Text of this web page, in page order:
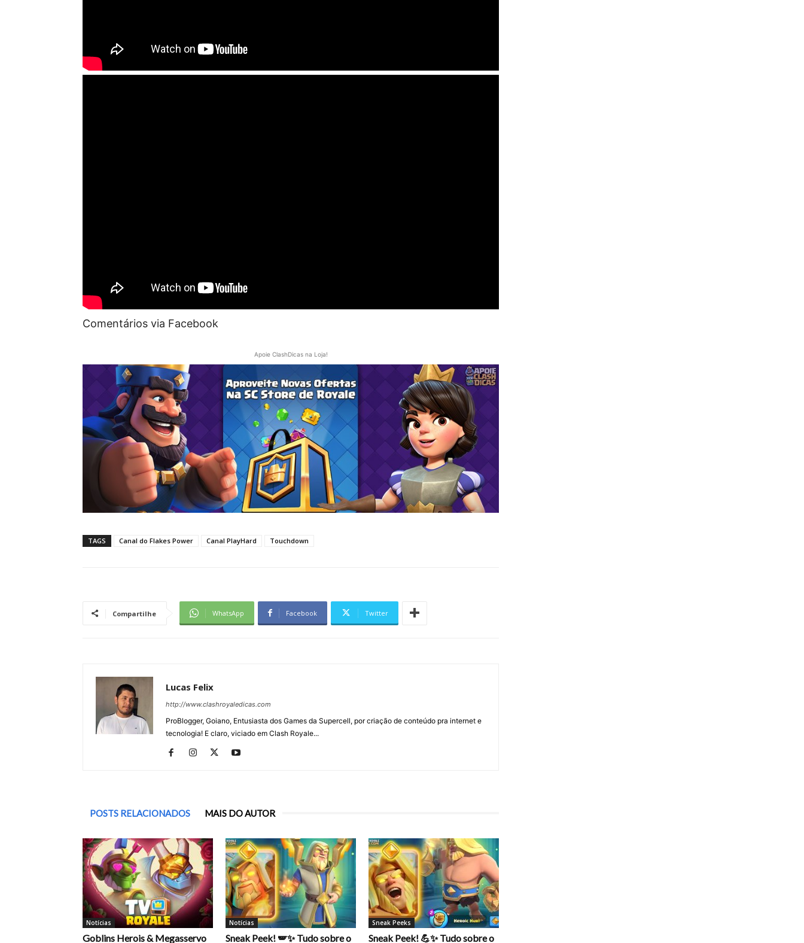
Comentários via Facebook
Apoie ClashDicas na Loja!
TAGS Canal do Flakes Power Canal PlayHard Touchdown
Compartilhe WhatsApp Facebook Twitter
Lucas Felix
http://www.clashroyaledicas.com
ProBlogger, Goiano, Entusiasta dos Games da Supercell, por criação de conteúdo pra internet e
tecnologia! E claro, viciado em Clash Royale...
POSTS RELACIONADOS MAIS DO AUTOR
Notícias
Goblins Herois & Megasservo
Notícias
Sneak Peek! 🪽✨ Tudo sobre o
Sneak Peeks
Sneak Peek! 💪✨ Tudo sobre o